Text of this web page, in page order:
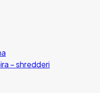
– shredderi